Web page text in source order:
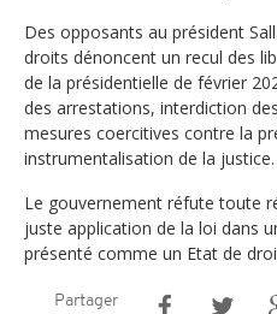
Des opposants au président
droits dénoncent un recul des
de la présidentielle de février
des arrestations, interdiction
mesures coercitives contre la
instrumentalisation de la justice.
Le gouvernement réfute toute
juste application de la loi dans
présenté comme un Etat de
Partager